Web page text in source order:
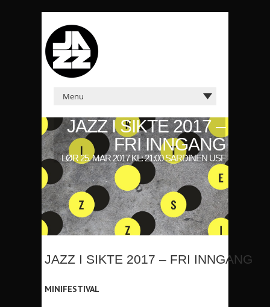
JAZZ I SIKTE 2017 –
FRI INNGANG
LØR 25. MAR 2017 KL: 21:00 SARDINEN USF
JAZZ I SIKTE 2017 – FRI INNGANG
MINIFESTIVAL